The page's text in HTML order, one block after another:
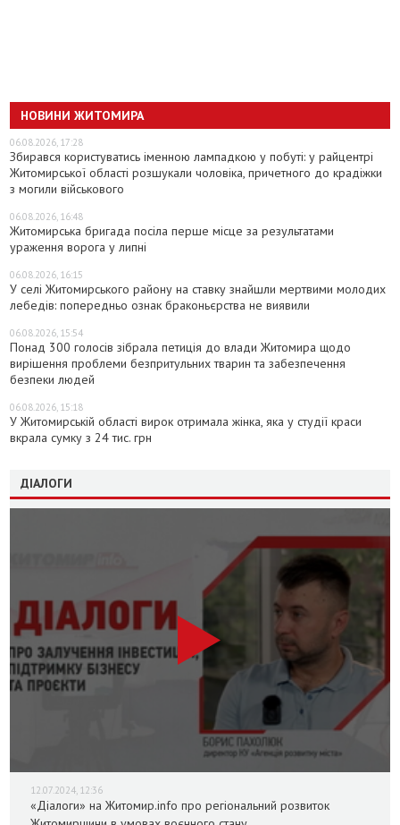
НОВИНИ ЖИТОМИРА
06.08.2026, 17:28
Збирався користуватись іменною лампадкою у побуті: у райцентрі
Житомирської області розшукали чоловіка, причетного до крадіжки
з могили військового
06.08.2026, 16:48
Житомирська бригада посіла перше місце за результатами
ураження ворога у липні
06.08.2026, 16:15
У селі Житомирського району на ставку знайшли мертвими молодих
лебедів: попередньо ознак браконьєрства не виявили
06.08.2026, 15:54
Понад 300 голосів зібрала петиція до влади Житомира щодо
вирішення проблеми безпритульних тварин та забезпечення
безпеки людей
06.08.2026, 15:18
У Житомирській області вирок отримала жінка, яка у студії краси
вкрала сумку з 24 тис. грн
ДІАЛОГИ
12.07.2024, 12:36
«Діалоги» на Житомир.info про регіональний розвиток